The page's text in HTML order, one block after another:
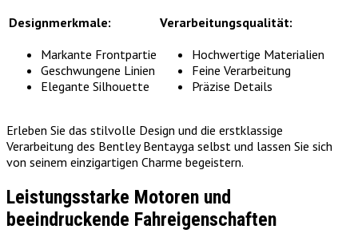
Designmerkmale:
Verarbeitungsqualität:
Markante Frontpartie
Geschwungene Linien
Elegante Silhouette
Hochwertige Materialien
Feine Verarbeitung
Präzise Details
Erleben Sie das stilvolle Design und die erstklassige
Verarbeitung des Bentley Bentayga selbst und lassen Sie sich
von seinem einzigartigen Charme begeistern.
Leistungsstarke Motoren und
beeindruckende Fahreigenschaften